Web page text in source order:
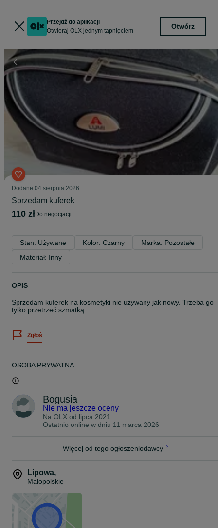
Przejdź do aplikacji
Otwieraj OLX jednym tapnięciem
Otwórz
Dodane 04 sierpnia 2026
Sprzedam kuferek
110 zł do negocjacji
Stan: Używane Kolor: Czarny
Marka: Pozostałe
Materiał: Inny
OPIS
Sprzedam kuferek na kosmetyki nie uzywany jak nowy. Trzeba go
tylko przetrzeć szmatką.
Zgłoś
OSOBA PRYWATNA
Bogusia
Nie ma jeszcze oceny
Na OLX od lipca 2021
Ostatnio online w dniu 11 marca 2026
Więcej od tego ogłoszeniodawcy
Lipowa,
Małopolskie